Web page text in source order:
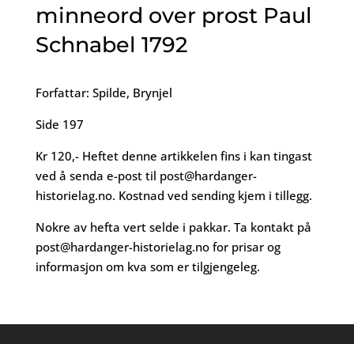
minneord over prost Paul
Schnabel 1792
Forfattar: Spilde, Brynjel
Side 197
Kr 120,- Heftet denne artikkelen fins i kan tingast
ved å senda e-post til post@hardanger-
historielag.no. Kostnad ved sending kjem i tillegg.
Nokre av hefta vert selde i pakkar. Ta kontakt på
post@hardanger-historielag.nofor prisar og
informasjon om kva som er tilgjengeleg.